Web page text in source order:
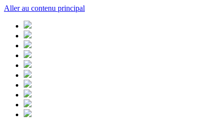
Aller au contenu principal